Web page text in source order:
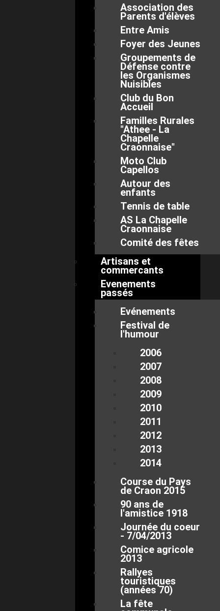
Association des
Parents d'élèves
Entre Amis
Foyer des Jeunes
Groupements de
Défense contre
les Organismes
Nuisibles
Club du Bon
Accueil
Familles Rurales
"Athee - La
Chapelle
Craonnaise"
Moto Club
Capellos
Autour des
enfants
Tennis de table
AS La Chapelle
Craonnaise
Comité des fêtes
Artisans et
commercants
Evenements
passés
Evénements
Festival de
l'humour
2006
2007
2008
2009
2010
2011
2012
2013
2014
Course du Pays
de Craon 2015
90 ans de
l'amistice 1918
Journée du coeur
- 7/04/2013
Comice agricole
2013
Rallyes
touristiques
(années 70)
La fête